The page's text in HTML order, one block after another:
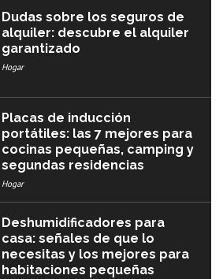
Dudas sobre los seguros de
alquiler: descubre el alquiler
garantizado
Hogar
Placas de inducción
portátiles: las 7 mejores para
cocinas pequeñas, camping y
segundas residencias
Hogar
Deshumidificadores para
casa: señales de que lo
necesitas y los mejores para
habitaciones pequeñas